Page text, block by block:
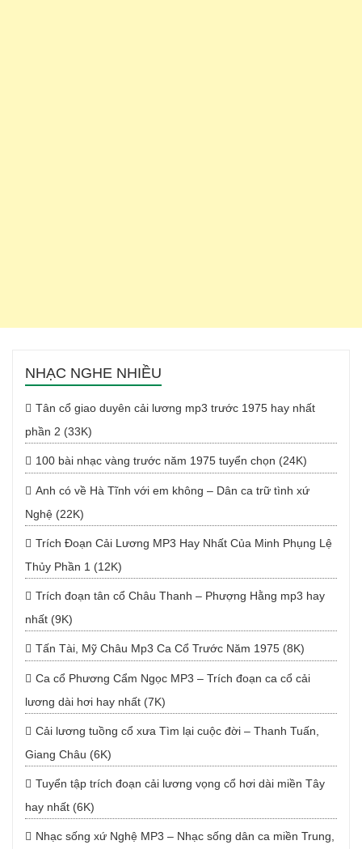
NHẠC NGHE NHIỀU
Tân cổ giao duyên cải lương mp3 trước 1975 hay nhất
phần 2 (33K)
100 bài nhạc vàng trước năm 1975 tuyển chọn (24K)
Anh có về Hà Tĩnh với em không – Dân ca trữ tình xứ
Nghệ (22K)
Trích Đoạn Cải Lương MP3 Hay Nhất Của Minh Phụng Lệ
Thủy Phần 1 (12K)
Trích đoạn tân cổ Châu Thanh – Phượng Hằng mp3 hay
nhất (9K)
Tấn Tài, Mỹ Châu Mp3 Ca Cổ Trước Năm 1975 (8K)
Ca cổ Phương Cẩm Ngọc MP3 – Trích đoạn ca cổ cải
lương dài hơi hay nhất (7K)
Cải lương tuồng cổ xưa Tìm lại cuộc đời – Thanh Tuấn,
Giang Châu (6K)
Tuyển tập trích đoạn cải lương vọng cổ hơi dài miền Tây
hay nhất (6K)
Nhạc sống xứ Nghệ MP3 – Nhạc sống dân ca miền Trung,